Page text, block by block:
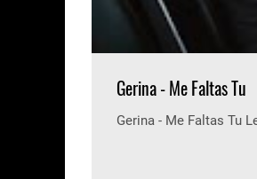
Gerina - Me Faltas Tu
Gerina - Me Faltas Tu